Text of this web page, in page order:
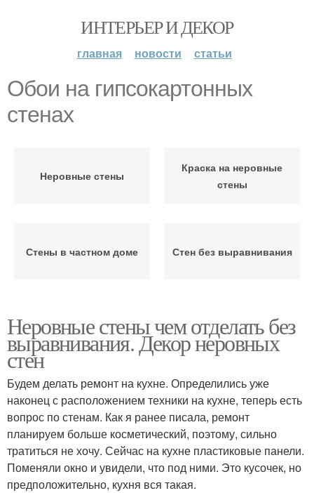
ИНТЕРЬЕР И ДЕКОР
главная новости статьи
Обои на гипсокартонных
стенах
Неровные стены
Краска на неровные
стены
Стены в частном доме Стен без выравнивания
Неровные стены чем отделать без
выравнивания. Декор неровных
стен
Будем делать ремонт на кухне. Определились уже
наконец с расположением техники на кухне, теперь есть
вопрос по стенам. Как я ранее писала, ремонт
планируем больше косметический, поэтому, сильно
тратиться не хочу. Сейчас на кухне пластиковые панели.
Поменяли окно и увидели, что под ними. Это кусочек, но
предположительно, кухня вся такая.